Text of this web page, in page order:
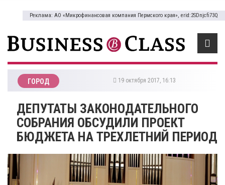
Реклама: АО «Микрофинансовая компания Пермского края», erid:2SDnjcfi73Q
ГОРОД 19 октября 2017, 16:13
ДЕПУТАТЫ ЗАКОНОДАТЕЛЬНОГО
СОБРАНИЯ ОБСУДИЛИ ПРОЕКТ
БЮДЖЕТА НА ТРЕХЛЕТНИЙ ПЕРИОД